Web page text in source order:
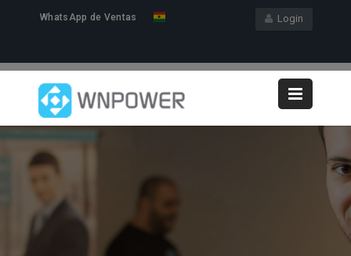
Login
WhatsApp de Ventas